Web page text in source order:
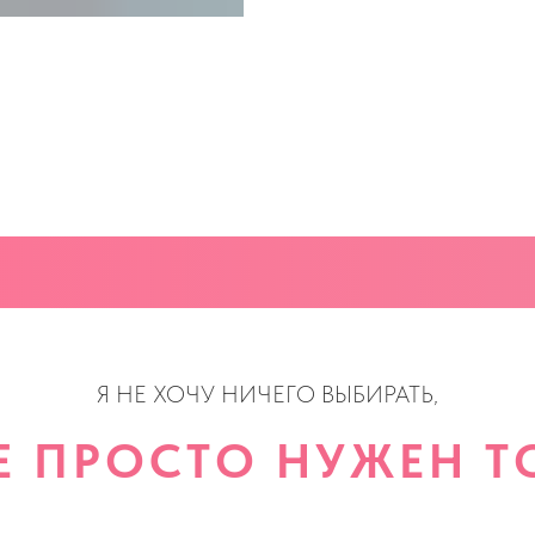
Я НЕ ХОЧУ НИЧЕГО ВЫБИРАТЬ,
ПРОСТО НУЖЕН